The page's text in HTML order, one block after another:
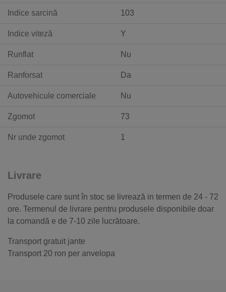
Indice sarcină 103
Indice viteză Y
Runflat Nu
Ranforsat Da
Autovehicule comerciale Nu
Zgomot 73
Nr unde zgomot 1
Livrare
Produsele care sunt în stoc se livrează in termen de 24 - 72
ore. Termenul de livrare pentru produsele disponibile doar
la comandă e de 7-10 zile lucrătoare.
Transport gratuit jante
Transport 20 ron per anvelopa